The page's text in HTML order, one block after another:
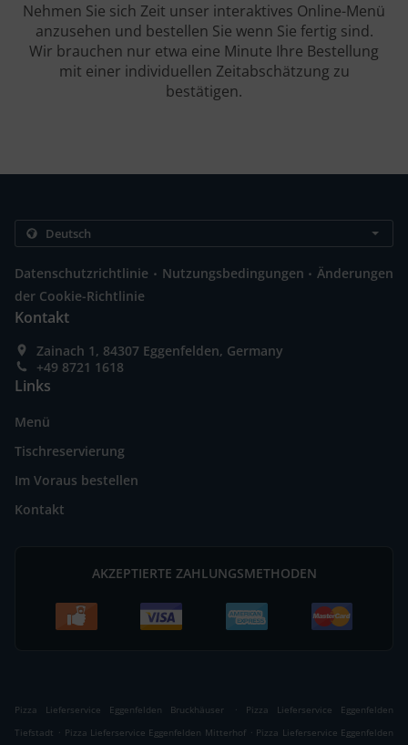
Nehmen Sie sich Zeit unser interaktives Online-Menü
anzusehen und bestellen Sie wenn Sie fertig sind.
Wir brauchen nur etwa eine Minute Ihre Bestellung
mit einer individuellen Zeitabschätzung zu
bestätigen.
Datenschutzrichtlinie . Nutzungsbedingungen . Änderungen
der Cookie-Richtlinie
Kontakt
Zainach 1, 84307 Eggenfelden, Germany
+49 8721 1618
Links
Menü
Tischreservierung
Im Voraus bestellen
Kontakt
AKZEPTIERTE ZAHLUNGSMETHODEN
Pizza Lieferservice Eggenfelden Bruckhäuser .
Pizza Lieferservice Eggenfelden
Tiefstadt . Pizza Lieferservice Eggenfelden Mitterhof . Pizza Lieferservice Eggenfelden